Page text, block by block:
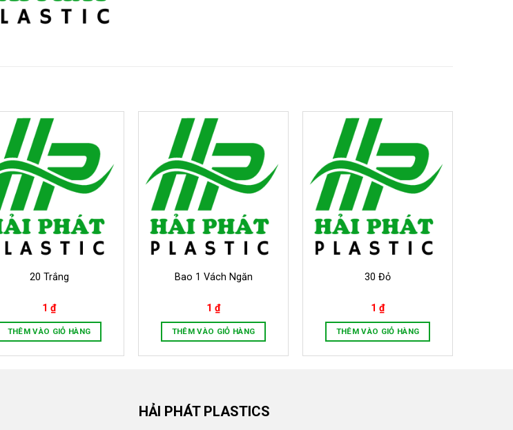
20 Trắng
1 ₫
THÊM VÀO GIỎ HÀNG
Bao 1 Vách Ngăn
1 ₫
THÊM VÀO GIỎ HÀNG
30 Đỏ
1 ₫
THÊM VÀO GIỎ HÀNG
HẢI PHÁT PLASTICS